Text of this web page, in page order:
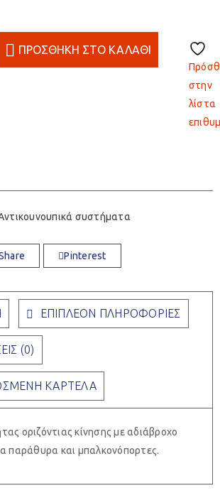
ΠΡΟΣΘΉΚΗ ΣΤΟ ΚΑΛΆΘΙ
στην
λίστα
συστήματα
Pinterest
ΕΠΙΠΛΈΟΝ ΠΛΗΡΟΦΟΡΊΕΣ
(0)
ΚΑΡΤΈΛΑ
οριζόντιας κίνησης με αδιάβροχο
παράθυρα και μπαλκονόπορτες.